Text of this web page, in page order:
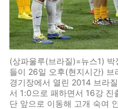
(상파울루(브라질)=뉴스1)
들이 26일 오후(현지시간) 브
경기장에서 열린 2014 브라
서 1:0으로 패하면서 16강 진
단 앞으로 이동해 고개 숙여